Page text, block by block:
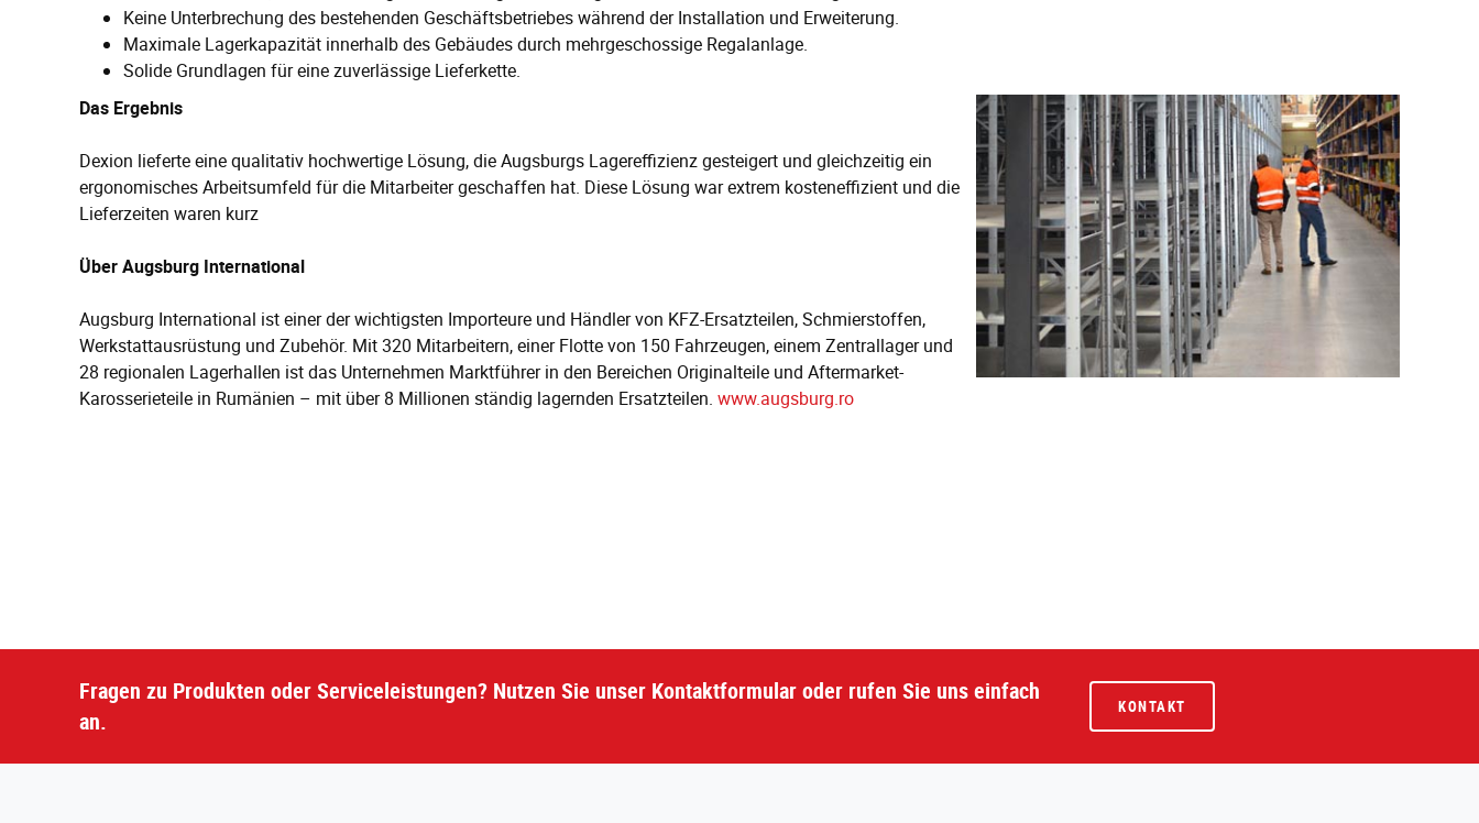
Keine Unterbrechung des bestehenden Geschäftsbetriebes während der Installation und Erweiterung.
Maximale Lagerkapazität innerhalb des Gebäudes durch mehrgeschossige Regalanlage.
Solide Grundlagen für eine zuverlässige Lieferkette.
Das Ergebnis
Dexion lieferte eine qualitativ hochwertige Lösung, die Augsburgs Lagereffizienz gesteigert und gleichzeitig ein
ergonomisches Arbeitsumfeld für die Mitarbeiter geschaffen hat. Diese Lösung war extrem kosteneffizient und die
Lieferzeiten waren kurz
ÜberAugsburg International
Augsburg International ist einer der wichtigsten Importeure und Händler von KFZ-Ersatzteilen, Schmierstoffen,
Werkstattausrüstung und Zubehör. Mit 320 Mitarbeitern, einer Flotte von 150 Fahrzeugen, einem Zentrallager und
28 regionalen Lagerhallen ist das Unternehmen Marktführer in den Bereichen Originalteile und Aftermarket-
Karosserieteile in Rumänien – mit über 8 Millionen ständig lagernden Ersatzteilen. www.augsburg.ro
Fragen zu Produkten oder Serviceleistungen? Nutzen Sie unser Kontaktformular oder rufen Sie uns einfach
an.
KONTAKT